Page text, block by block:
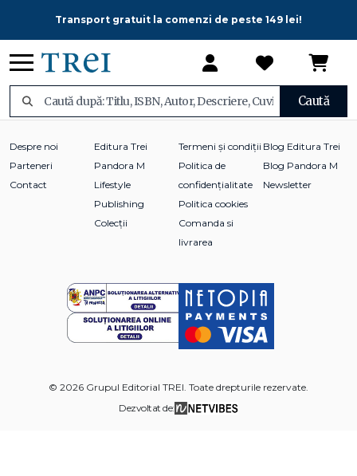
Transport gratuit la comenzi de peste 149 lei!
Caută
Despre noi
Parteneri
Contact
Editura Trei
Pandora M
Lifestyle
Publishing
Colecții
Termeni și condiții
Politica de
confidențialitate
Politica cookies
Comanda si
livrarea
Blog Editura Trei
Blog Pandora M
Newsletter
© 2026 Grupul Editorial TREI. Toate drepturile rezervate.
Dezvoltat de: